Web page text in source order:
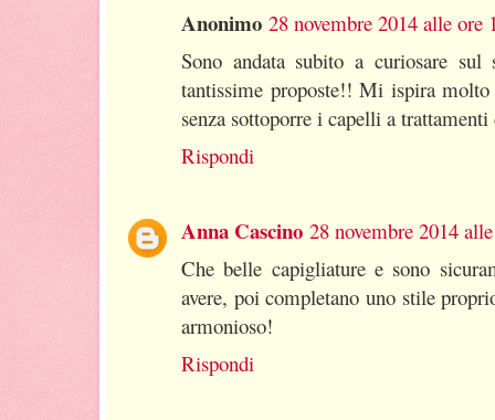
Anonimo 28 novembre 2014 alle ore
Sono andata subito a curiosare
tantissime proposte!! Mi ispira
senza sottoporre i capelli a
Rispondi
Anna Cascino 28 novembre 2014
Che belle capigliature e sono
avere, poi completano uno stile
armonioso!
Rispondi